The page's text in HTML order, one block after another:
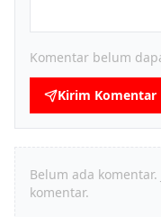
Komentar belum
Kirim Komentar
Belum ada
komentar.